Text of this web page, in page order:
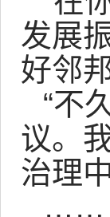
发展
好邻
“不
议。
治理
……